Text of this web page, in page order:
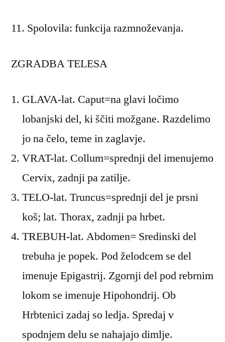
11. Spolovila: funkcija razmnoževanja.
ZGRADBA TELESA
GLAVA-lat. Caput=na glavi ločimo
lobanjski del, ki ščiti možgane. Razdelimo
jo na čelo, teme in zaglavje.
VRAT-lat. Collum=sprednji del imenujemo
Cervix, zadnji pa zatilje.
TELO-lat. Truncus=sprednji del je prsni
koš; lat. Thorax, zadnji pa hrbet.
TREBUH-lat. Abdomen= Sredinski del
trebuha je popek. Pod želodcem se del
imenuje Epigastrij. Zgornji del pod rebrnim
lokom se imenuje Hipohondrij. Ob
Hrbtenici zadaj so ledja. Spredaj v
spodnjem delu se nahajajo dimlje.